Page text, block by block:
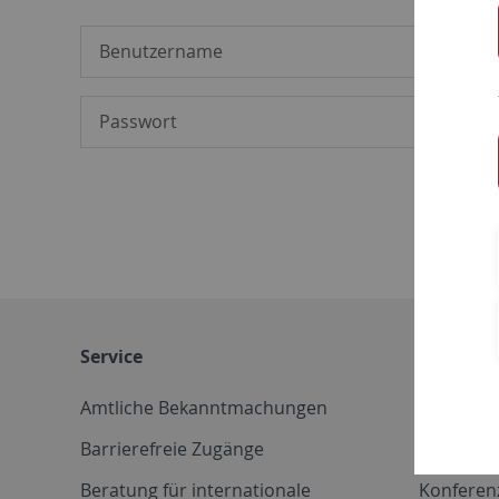
Service
Amtliche Bekanntmachungen
Barrierefreie Zugänge
Beratung für internationale